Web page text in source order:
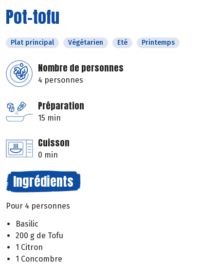
Pot-tofu
Plat principal Végétarien Eté Printemps
Nombre de personnes
4 personnes
Préparation
15 min
Cuisson
0 min
Ingrédients
Pour 4 personnes
Basilic
200 g de Tofu
1 Citron
1 Concombre